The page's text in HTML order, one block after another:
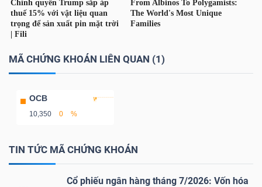
MÃ CHỨNG KHOÁN LIÊN QUAN (1)
OCB
10,350 0 %
TIN TỨC MÃ CHỨNG KHOÁN
Cổ phiếu ngân hàng tháng 7/2026: Vốn hóa
đầu
tư
Truyền
thông
chính